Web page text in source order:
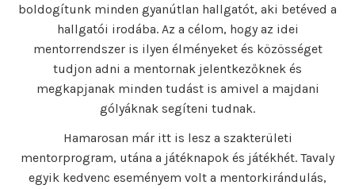
boldogítunk minden gyanútlan hallgatót, aki betéved a
hallgatói irodába. Az a célom, hogy az idei
mentorrendszer is ilyen élményeket és közösséget
tudjon adni a mentornak jelentkezőknek és
megkapjanak minden tudást is amivel a majdani
gólyáknak segíteni tudnak.
Hamarosan már itt is lesz a szakterületi
mentorprogram, utána a játéknapok és játékhét. Tavaly
egyik kedvenc eseményem volt a mentorkirándulás,